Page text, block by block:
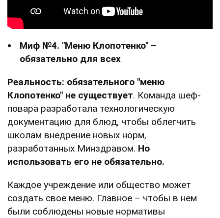
Миф №4. "Меню Клопотенко" –
обязательно для всех
Реальность: обязательного "меню
Клопотенко" не существует. Команда шеф-
повара разработала технологическую
документацию для блюд, чтобы облегчить
школам внедрение новых норм,
разработанных Минздравом. Но
использовать его не обязательно.
Каждое учреждение или общество может
создать свое меню. Главное – чтобы в нем
были соблюдены новые нормативы